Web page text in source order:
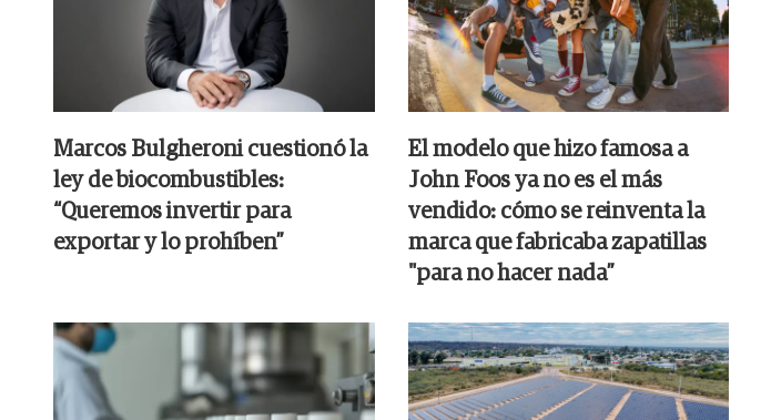
Marcos Bulgheroni cuestionó la
ley de biocombustibles:
“Queremos invertir para
exportar y lo prohíben”
El modelo que hizo famosa a
John Foos ya no es el más
vendido: cómo se reinventa la
marca que fabricaba zapatillas
"para no hacer nada”